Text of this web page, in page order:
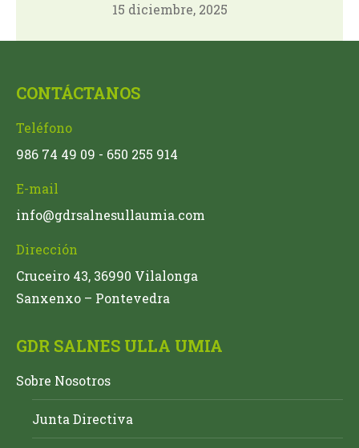
15 diciembre, 2025
CONTÁCTANOS
Teléfono
986 74 49 09 - 650 255 914
E-mail
info@gdrsalnesullaumia.com
Dirección
Cruceiro 43, 36990 Vilalonga
Sanxenxo – Pontevedra
GDR SALNES ULLA UMIA
Sobre Nosotros
Junta Directiva